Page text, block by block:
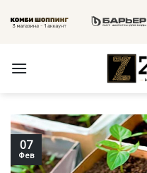
07
Фев